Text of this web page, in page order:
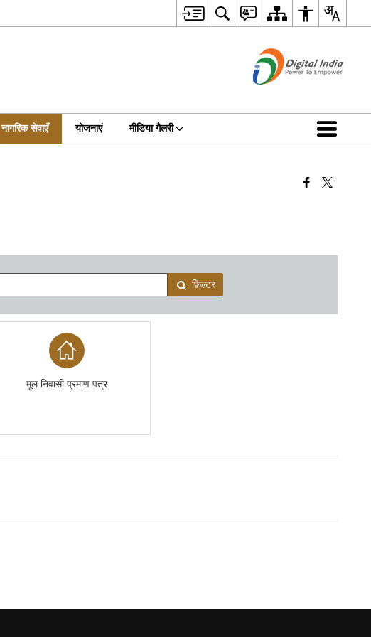
नागरिक सेवाएँ योजनाएं मीडिया गैलरी
फ़िल्टर
मूल निवासी प्रमाण पत्र